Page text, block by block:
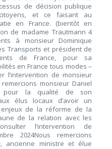
de décision publique
et ce faisant au
en France. (bientôt en
de madame Trautmann 4
à monsieur Dominique
Transports et président de
de France, pour sa
en France tous modes –
l’intervention de monsieur
monsieur Daniel
pour la qualité de son
élus locaux d’avoir un
de la réforme de la
de la relation avec les
l’intervention de
2024Nous remercions
ancienne ministre et élue